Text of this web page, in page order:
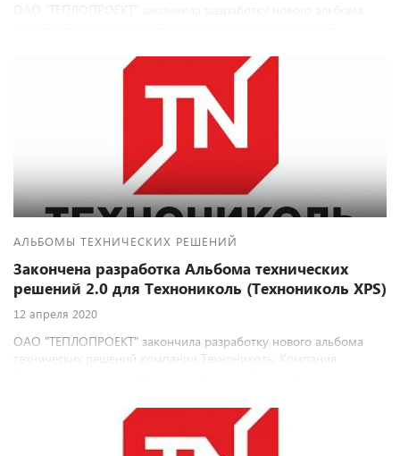
ОАО "ТЕПЛОПРОЕКТ" закончила разработку нового альбома
всегда рады совместной работе.
АЛЬБОМЫ ТЕХНИЧЕСКИХ РЕШЕНИЙ
Закончена разработка Альбома технических
решений 2.0 для Технониколь (Технониколь XPS)
12 апреля 2020
ОАО "ТЕПЛОПРОЕКТ" закончила разработку нового альбома
технических решений компании Технониколь. Компания